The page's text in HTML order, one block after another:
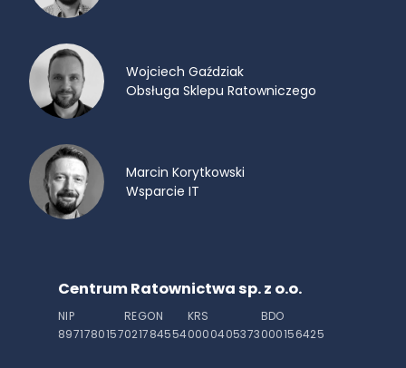
Wojciech Gaździak
Obsługa Sklepu Ratowniczego
Marcin Korytkowski
Wsparcie IT
Centrum Ratownictwa sp. z o.o.
NIP
8971780157
REGON
021784554
KRS
0000405373
BDO
000156425